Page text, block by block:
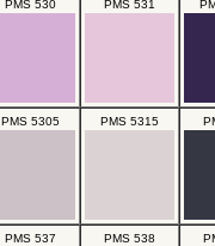
PMS 530 PMS 531
PMS 5305 PMS 5315
PMS 537 PMS 538